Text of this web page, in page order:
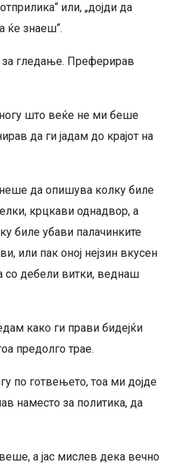
или, „дојди да
ќе знаеш“.
гледање. Преферирав
што веќе не ми беше
да ги јадам до крајот на
да опишува колку биле
крцкави однадвор, а
биле убави палачинките
или пак оној нејзин вкусен
со дебели витки, веднаш
како ги прави бидејќи
предолго трае.
по готвењето, тоа ми дојде
наместо за политика, да
а јас мислев дека вечно